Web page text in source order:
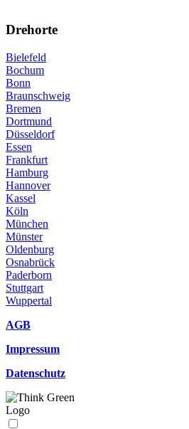
Drehorte
Bielefeld
Bochum
Bonn
Braunschweig
Bremen
Dortmund
Düsseldorf
Essen
Frankfurt
Hamburg
Hannover
Kassel
Köln
München
Münster
Oldenburg
Osnabrück
Paderborn
Stuttgart
Wuppertal
AGB
Impressum
Datenschutz